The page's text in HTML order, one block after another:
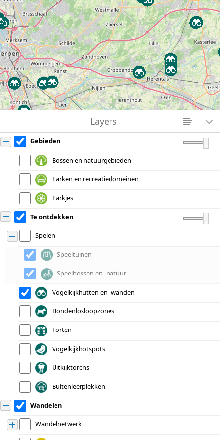
Loading groenzoekerBereikbaarheid map data...
Zoek in een gemeente
Still working. Loading Gemeentenamen map
Layers
Gebieden
Bossen en natuurgebieden
Parken en recreatiedomeinen
Parkjes
Te ontdekken
Spelen
Speeltuinen
Speelbossen en -natuur
Vogelkijkhutten en -wanden
Hondenlosloopzones
Forten
Vogelkijkhotspots
Uitkijktorens
Buitenleerplekken
Wandelen
Wandelnetwerk